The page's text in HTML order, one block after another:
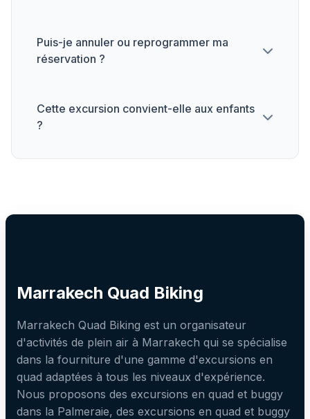
Puis-je annuler ou reprogrammer ma
réservation ?
Cette excursion convient-elle aux enfants
?
Marrakech Quad Biking
Marrakech Quad Biking est un organisateur
d'activités de plein air à Marrakech qui se spécialise
dans la fourniture d'une gamme d'excursions en
quad adaptées à tous les niveaux d'expérience.
Nous proposons des excursions en quad et buggy
dans la Palmeraie, des excursions en quad et buggy